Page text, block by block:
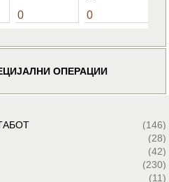
0 0
ОПЕРАЦИИ
(146)
(28)
(42)
(230)
(11)